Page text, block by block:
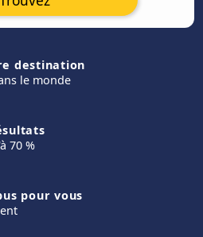
destination
le monde
70 %
pour vous